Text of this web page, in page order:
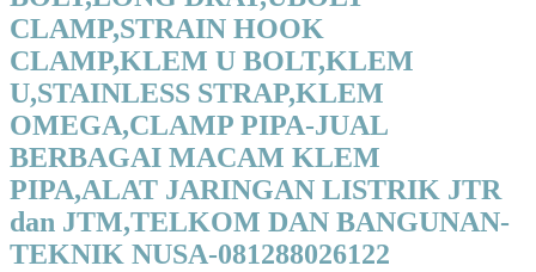
CLAMP,STRAIN HOOK
CLAMP,KLEM U BOLT,KLEM
U,STAINLESS STRAP,KLEM
OMEGA,CLAMP PIPA-JUAL
BERBAGAI MACAM KLEM
PIPA,ALAT JARINGAN LISTRIK JTR
dan JTM,TELKOM DAN BANGUNAN-
TEKNIK NUSA-081288026122